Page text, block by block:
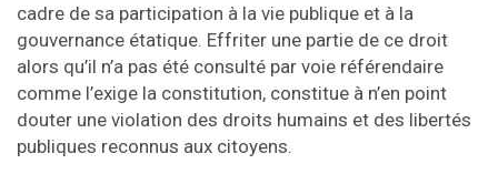
cadre de sa participation à la vie publique et à la
gouvernance étatique. Effriter une partie de ce droit
alors qu’il n’a pas été consulté par voie référendaire
comme l’exige la constitution, constitue à n’en point
douter une violation des droits humains et des libertés
publiques reconnus aux citoyens.